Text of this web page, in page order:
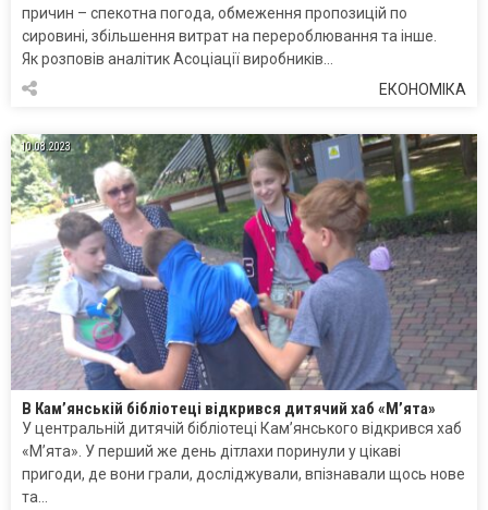
причин – спекотна погода, обмеження пропозицій по
сировині, збільшення витрат на перероблювання та інше.
Як розповів аналітик Асоціації виробників…
ЕКОНОМІКА
10.08.2023
В Кам’янській бібліотеці відкрився дитячий хаб «М’ята»
У центральній дитячій бібліотеці Кам’янського відкрився хаб
«М’ята». У перший же день дітлахи поринули у цікаві
пригоди, де вони грали, досліджували, впізнавали щось нове
та…